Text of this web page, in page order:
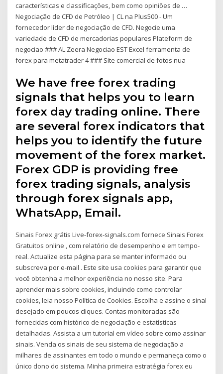
características e classificações, bem como opiniões de …
Negociação de CFD de Petróleo | CL na Plus500 - Um
fornecedor líder de negociação de CFD. Negocie uma
variedade de CFD de mercadorias populares Plateform de
negociao ### AL Zeera Negociao EST Excel ferramenta de
forex para metatrader 4 ### Site comercial de fotos nua
We have free forex trading
signals that helps you to learn
forex day trading online. There
are several forex indicators that
helps you to identify the future
movement of the forex market.
Forex GDP is providing free
forex trading signals, analysis
through forex signals app,
WhatsApp, Email.
Sinais Forex grátis Live-forex-signals.com fornece Sinais Forex
Gratuitos online , com relatório de desempenho e em tempo-
real. Actualize esta página para se manter informado ou
subscreva por e-mail . Este site usa cookies para garantir que
você obtenha a melhor experiência no nosso site. Para
aprender mais sobre cookies, incluindo como controlar
cookies, leia nosso Política de Cookies. Escolha e assine o sinal
desejado em poucos cliques. Contas monitoradas são
fornecidas com histórico de negociação e estatísticas
detalhadas. Assista a um tutorial em vídeo sobre como assinar
sinais. Venda os sinais de seu sistema de negociação a
milhares de assinantes em todo o mundo e permaneça como o
único dono do sistema. Minha primeira estratégia forex eu